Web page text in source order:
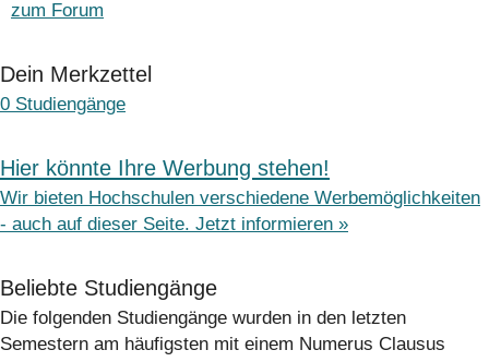
zum Forum
Dein Merkzettel
0 Studiengänge
Hier könnte Ihre Werbung stehen!
Wir bieten Hochschulen verschiedene Werbemöglichkeiten
- auch auf dieser Seite. Jetzt informieren »
Beliebte Studiengänge
Die folgenden Studiengänge wurden in den letzten
Semestern am häufigsten mit einem Numerus Clausus